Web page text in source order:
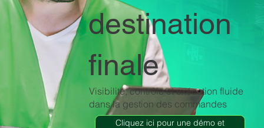
destination
finale
Visibilité, contrôle et exécution fluide
dans la gestion des commandes
Cliquez ici pour une démo et